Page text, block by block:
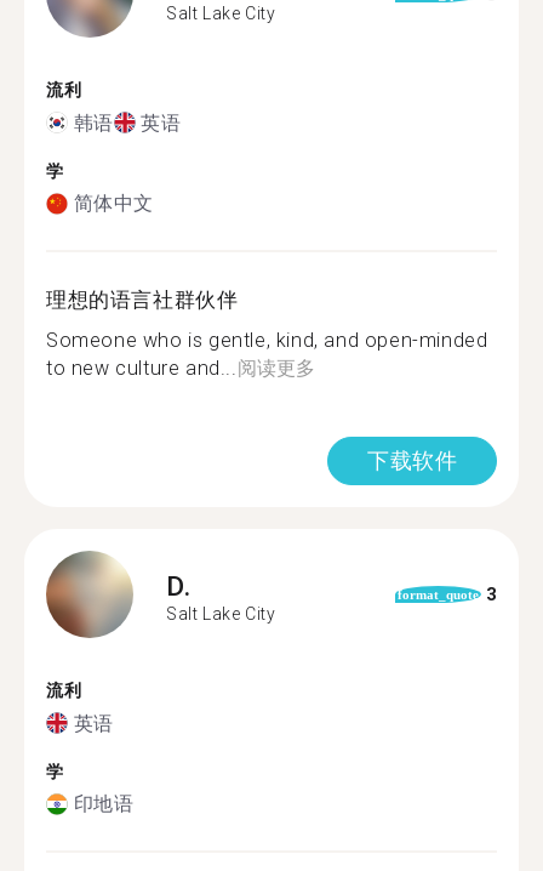
Salt Lake City
流利
韩语 英语
学
简体中文
理想的语言社群伙伴
Someone who is gentle, kind, and open-minded
to new culture and...阅读更多
下载软件
D.
Salt Lake City
format_quote 3
流利
英语
学
印地语